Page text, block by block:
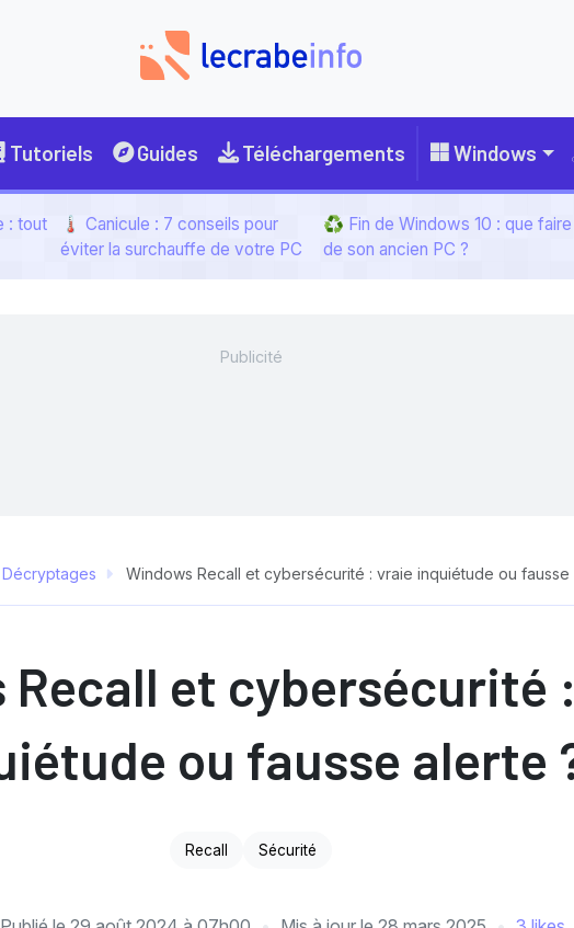
Tutoriels Guides Téléchargements Windows
: tout
🌡️ Canicule : 7 conseils pour
éviter la surchauffe de votre PC
♻️ Fin de Windows 10 : que faire
de son ancien PC ?
Décryptages Windows Recall et cybersécurité : vraie inquiétude ou fausse
Recall et cybersécurité
ou fausse alerte
Recall Sécurité